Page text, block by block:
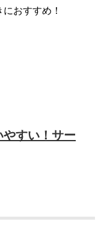
おすすめ！
すい！サー